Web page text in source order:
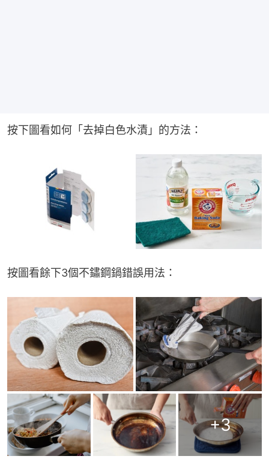
按下圖看如何「去掉白色水漬」的方法：
按圖看餘下3個不鏽鋼鍋錯誤用法：
+3